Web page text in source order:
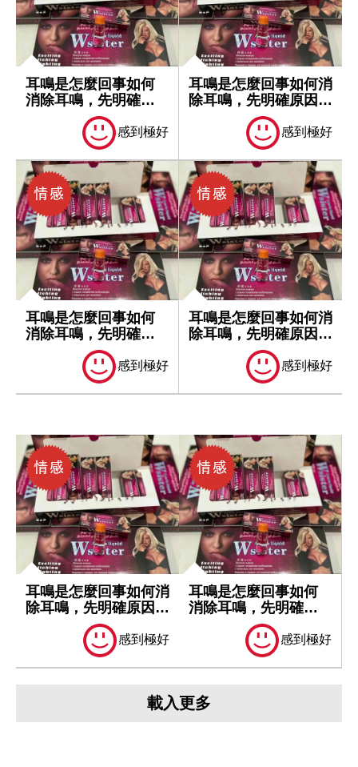
耳鳴是怎麼回事如何
消除耳鳴，先明確原
感到極好
耳鳴是怎麼回事如何消
除耳鳴，先明確原因再
感到極好
耳鳴是怎麼回事如何
消除耳鳴，先明確原
感到極好
耳鳴是怎麼回事如何消
除耳鳴，先明確原因再
感到極好
耳鳴是怎麼回事如何消
除耳鳴，先明確原因再
感到極好
耳鳴是怎麼回事如何
消除耳鳴，先明確原
感到極好
載入更多